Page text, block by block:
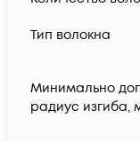
Тип волокна
Минимально
радиус изгиба,